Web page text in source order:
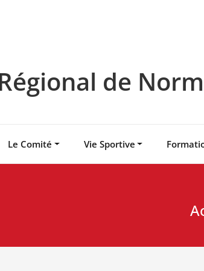
de
Le Comité Vie Sportive